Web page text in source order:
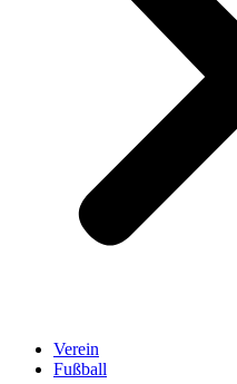
Verein
Fußball